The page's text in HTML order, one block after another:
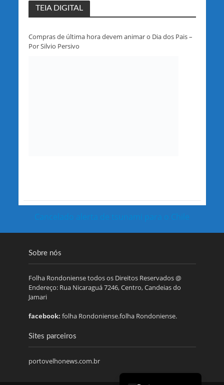
TEIA DIGITAL
Compras de última hora devem animar o Dia dos Pais –
Por Silvio Persivo
Cancelado alerta de tsunami para o Chile
Sobre nós
Folha Rondoniense todos os Direitos Reservados @
Endereço: Rua Nicaraguá 7246, Centro, Candeias do
Jamari
facebook: folha Rondoniense.folha Rondoniense.
Sites parceiros
portovelhonews.com.br